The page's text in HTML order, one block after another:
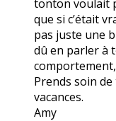
tonton voulait
que si c’était
pas juste une
dû en parler à
Prends soin
vacances.
Amy